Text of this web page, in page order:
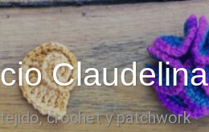
Claudelina
crochet y patchwork